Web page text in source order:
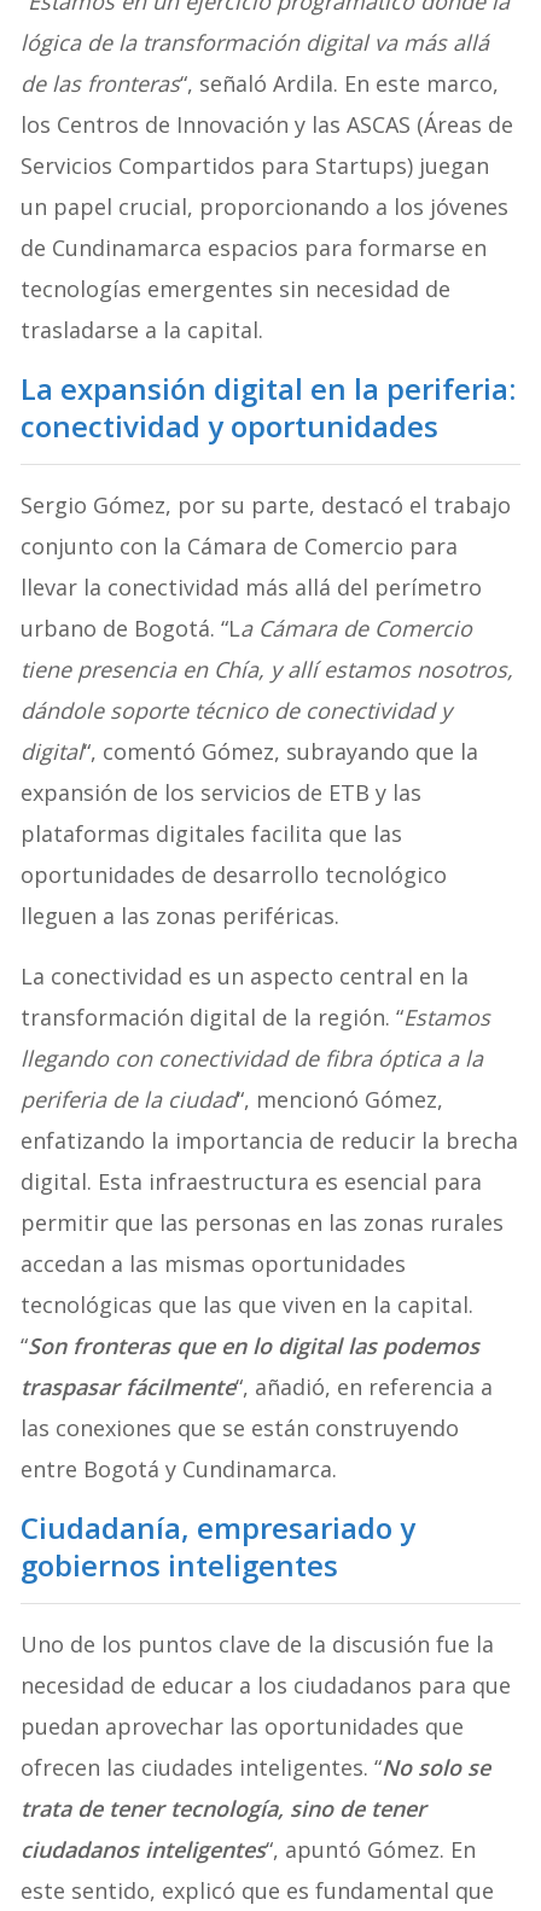
lógica de la transformación digital va más allá
de las fronteras“, señaló Ardila. En este marco,
los Centros de Innovación y las ASCAS (Áreas de
Servicios Compartidos para Startups) juegan
un papel crucial, proporcionando a los jóvenes
de Cundinamarca espacios para formarse en
tecnologías emergentes sin necesidad de
trasladarse a la capital.
La expansión digital en la periferia:
conectividad y oportunidades
Sergio Gómez, por su parte, destacó el trabajo
conjunto con la Cámara de Comercio para
llevar la conectividad más allá del perímetro
urbano de Bogotá. “La Cámara de Comercio
tiene presencia en Chía, y allí estamos nosotros,
dándole soporte técnico de conectividad y
digital“, comentó Gómez, subrayando que la
expansión de los servicios de ETB y las
plataformas digitales facilita que las
oportunidades de desarrollo tecnológico
lleguen a las zonas periféricas.
La conectividad es un aspecto central en la
transformación digital de la región. “Estamos
llegando con conectividad de fibra óptica a la
periferia de la ciudad“, mencionó Gómez,
enfatizando la importancia de reducir la brecha
digital. Esta infraestructura es esencial para
permitir que las personas en las zonas rurales
accedan a las mismas oportunidades
tecnológicas que las que viven en la capital.
“Son fronteras que en lo digital las podemos
traspasar fácilmente“, añadió, en referencia a
las conexiones que se están construyendo
entre Bogotá y Cundinamarca.
Ciudadanía, empresariado y
gobiernos inteligentes
Uno de los puntos clave de la discusión fue la
necesidad de educar a los ciudadanos para que
puedan aprovechar las oportunidades que
ofrecen las ciudades inteligentes. “No solo se
trata de tener tecnología, sino de tener
ciudadanos inteligentes“, apuntó Gómez. En
este sentido, explicó que es fundamental que